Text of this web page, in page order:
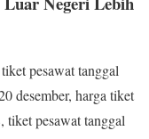
pesawat tanggal
desember, harga tiket
tiket pesawat tanggal